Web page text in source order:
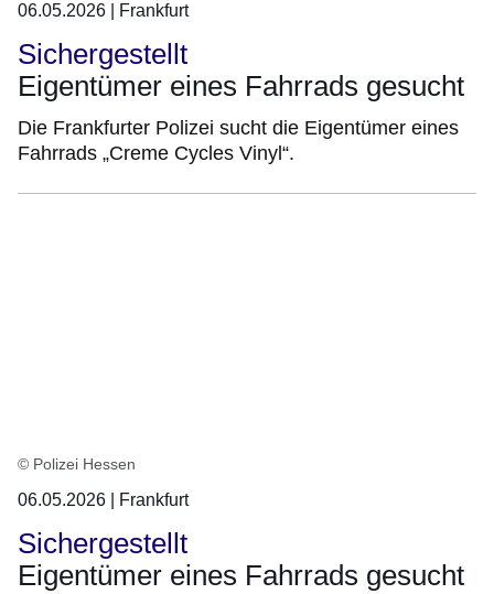
06.05.2026 | Frankfurt
Sichergestellt
Eigentümer eines Fahrrads gesucht
Die Frankfurter Polizei sucht die Eigentümer eines
Fahrrads „Creme Cycles Vinyl“.
© Polizei Hessen
06.05.2026 | Frankfurt
Sichergestellt
Eigentümer eines Fahrrads gesucht